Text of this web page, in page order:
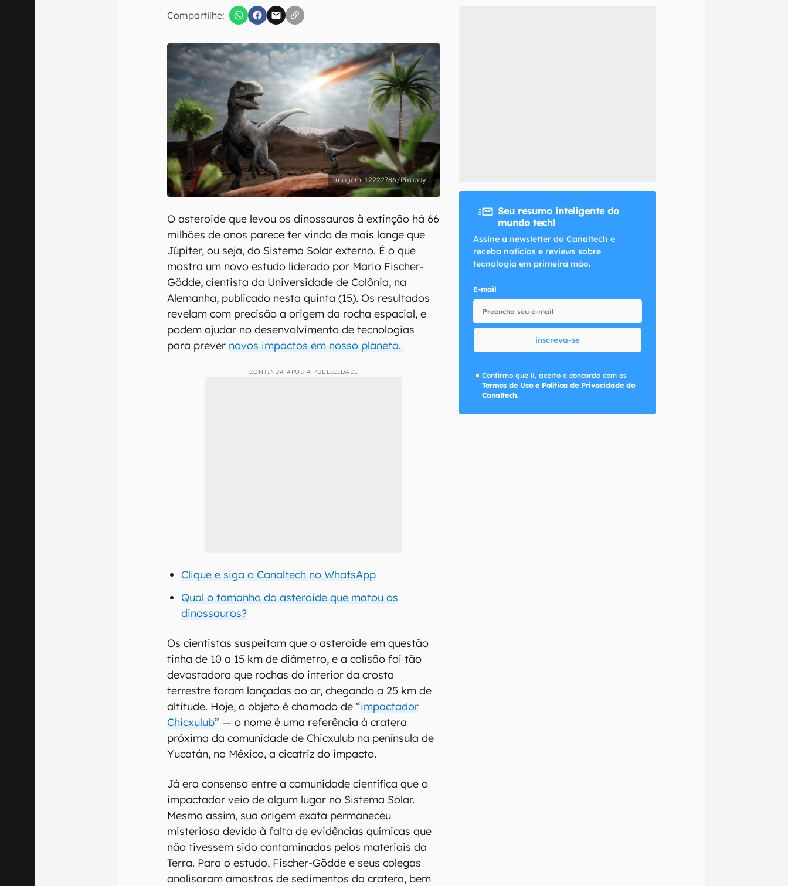
Compartilhe:
Confirmo que li, aceito e concordo com os Termos de Uso e Política de Privacidade do Canaltech.
12222786/Pixabay
O asteroide que levou os dinossauros à extinção há 66
milhões de anos parece ter vindo de mais longe que
Júpiter, ou seja, do Sistema Solar externo. É o que
mostra um novo estudo liderado por Mario Fischer-
Gödde, cientista da Universidade de Colônia, na
Alemanha, publicado nesta quinta (15). Os resultados
revelam com precisão a origem da rocha espacial, e
podem ajudar no desenvolvimento de tecnologias
para prever novos impactos em nosso planeta.
CONTINUA APÓS A PUBLICIDADE
Clique e siga o Canaltech no WhatsApp
Qual o tamanho do asteroide que matou os
dinossauros?
Os cientistas suspeitam que o asteroide em questão
tinha de 10 a 15 km de diâmetro, e a colisão foi tão
devastadora que rochas do interior da crosta
terrestre foram lançadas ao ar, chegando a 25 km de
altitude. Hoje, o objeto é chamado de “impactador
Chicxulub” — o nome é uma referência à cratera
próxima da comunidade de Chicxulub na península de
Yucatán, no México, a cicatriz do impacto.
Já era consenso entre a comunidade científica que o
impactador veio de algum lugar no Sistema Solar.
Mesmo assim, sua origem exata permaneceu
misteriosa devido à falta de evidências químicas que
não tivessem sido contaminadas pelos materiais da
Terra. Para o estudo, Fischer-Gödde e seus colegas
analisaram amostras de sedimentos da cratera, bem
Seu resumo inteligente do
mundo tech!
Assine a newsletter do Canaltech e
receba notícias e reviews sobre
tecnologia em primeira mão.
E-mail
inscreva-se
Confirmo que li, aceito e concordo com os
Termos de Uso e Política de Privacidade do
Canaltech.